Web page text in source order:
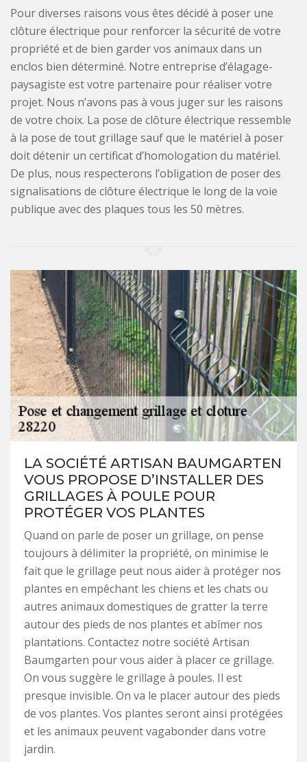
Pour diverses raisons vous êtes décidé à poser une
clôture électrique pour renforcer la sécurité de votre
propriété et de bien garder vos animaux dans un
enclos bien déterminé. Notre entreprise d’élagage-
paysagiste est votre partenaire pour réaliser votre
projet. Nous n’avons pas à vous juger sur les raisons
de votre choix. La pose de clôture électrique ressemble
à la pose de tout grillage sauf que le matériel à poser
doit détenir un certificat d’homologation du matériel.
De plus, nous respecterons l’obligation de poser des
signalisations de clôture électrique le long de la voie
publique avec des plaques tous les 50 mètres.
LA SOCIÉTÉ ARTISAN BAUMGARTEN
VOUS PROPOSE D’INSTALLER DES
GRILLAGES À POULE POUR
PROTÉGER VOS PLANTES
Quand on parle de poser un grillage, on pense
toujours à délimiter la propriété, on minimise le
fait que le grillage peut nous aider à protéger nos
plantes en empêchant les chiens et les chats ou
autres animaux domestiques de gratter la terre
autour des pieds de nos plantes et abîmer nos
plantations. Contactez notre société Artisan
Baumgarten pour vous aider à placer ce grillage.
On vous suggère le grillage à poules. Il est
presque invisible. On va le placer autour des pieds
de vos plantes. Vos plantes seront ainsi protégées
et les animaux peuvent vagabonder dans votre
jardin.